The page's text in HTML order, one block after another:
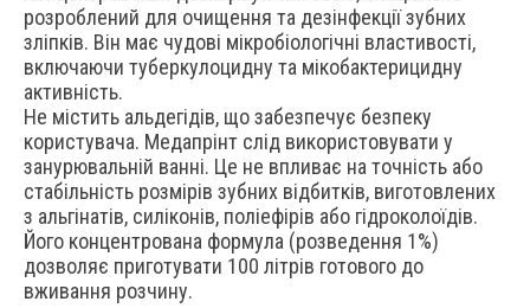
розроблений для очищення та дезінфекції зубних
зліпків. Він має чудові мікробіологічні властивості,
включаючи туберкулоцидну та мікобактерицидну
активність.
Не містить альдегідів, що забезпечує безпеку
користувача. Медапрінт слід використовувати у
занурювальній ванні. Це не впливає на точність або
стабільність розмірів зубних відбитків, виготовлених
з альгінатів, силіконів, поліефірів або гідроколоїдів.
Його концентрована формула (розведення 1%)
дозволяє приготувати 100 літрів готового до
вживання розчину.